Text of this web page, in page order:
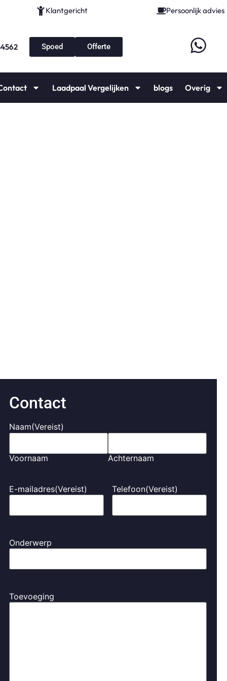
Klantgericht Persoonlijk advies
Spoed Offerte
Laadpaal Vergelijken blogs Overig
Contact
Naam(Vereist)
Voornaam Achternaam
E-mailadres(Vereist) Telefoon(Vereist)
Onderwerp
Toevoeging